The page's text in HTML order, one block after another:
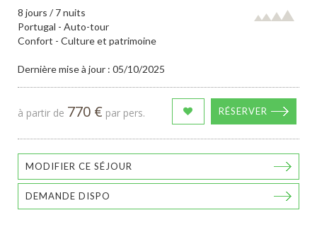
8 jours / 7 nuits
Portugal - Auto-tour
Confort - Culture et patrimoine
Dernière mise à jour : 05/10/2025
à partir de 770 € par pers. RÉSERVER
MODIFIER CE SÉJOUR
DEMANDE DISPO